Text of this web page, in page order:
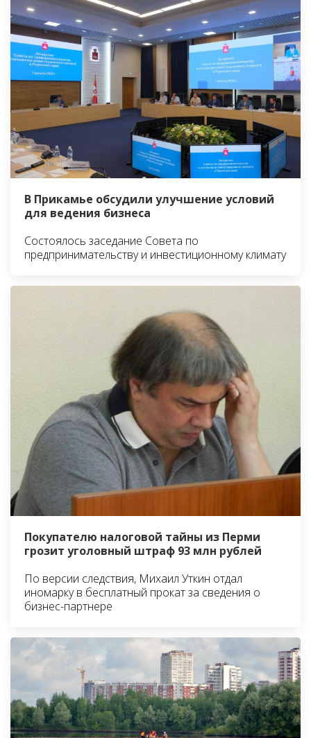
В Прикамье обсудили улучшение условий
для ведения бизнеса
Состоялось заседание Совета по
предпринимательству и инвестиционному климату
Покупателю налоговой тайны из Перми
грозит уголовный штраф 93 млн рублей
По версии следствия, Михаил Уткин отдал
иномарку в бесплатный прокат за сведения о
бизнес-партнере